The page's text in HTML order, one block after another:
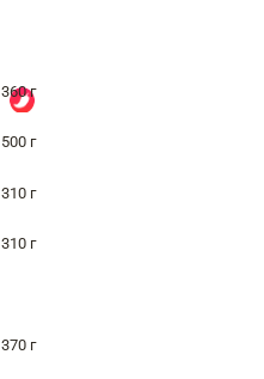
360 г
500 г
310 г
310 г
370 г